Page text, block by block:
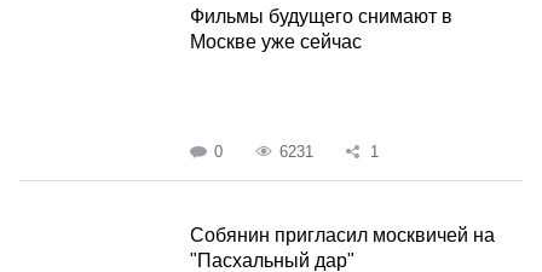
Фильмы будущего снимают в
Москве уже сейчас
0 6231 1
Собянин пригласил москвичей на
"Пасхальный дар"